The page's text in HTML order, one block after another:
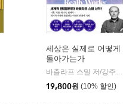
세상은 실제로 어떻게
돌아가는가
바츨라프 스밀 저/강주헌 역
19,800원 (10% 할인)